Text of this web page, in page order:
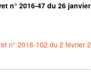
n° 2016-47 du 26
n° 2016-102 du 2 février